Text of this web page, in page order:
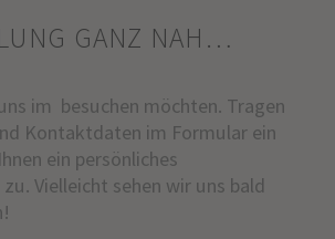
GANZ NAH…
im besuchen möchten. Tragen
Kontaktdaten im Formular ein
ein persönliches
Vielleicht sehen wir uns bald